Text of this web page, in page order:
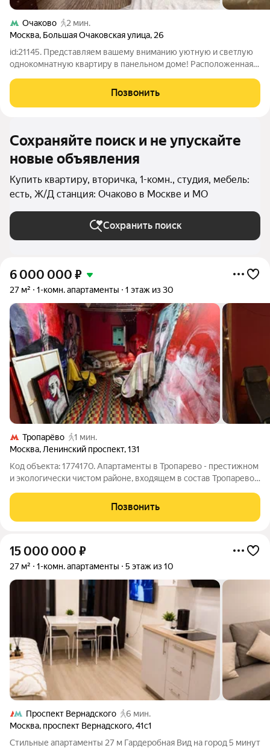
Очаково
2 мин.
Москва, Большая Очаковская улица, 26
id:21145. Представляем вашему вниманию уютную и светлую
однокомнатную квартиру в панельном доме! Расположенная
планировкой и общей площадью 44,7 м. Просторная комната
площадью 20 м позволит
Позвонить
Сохраняйте поиск и не упускайте
новые объявления
Купить квартиру, вторичка, 1-комн., студия, мебель:
есть, Ж/Д станция: Очаково в Москве и МО
Сохранить поиск
6 000 000 ₽
27 м² 1-комн. апартаменты 1 этаж из 30
Тропарёво
1 мин.
Москва, Ленинский проспект,131
Код объекта: 1774170. Апартаменты в Тропарево - престижном
и экологически чистом районе, входящем в состав Тропарево-
Общая площадь помещения 27 кв.м, выделена комната,
прихожая, санузел, имеется
Позвонить
15 000 000 ₽
27 м² 1-комн. апартаменты 5 этаж из 10
Проспект Вернадского
6 мин.
Москва, проспект Вернадского,41с1
Стильные апартаменты 27 м Гардеробная Вид на город 5 минут